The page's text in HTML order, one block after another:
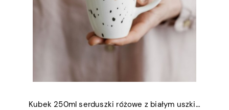
Kubek 250ml serduszki różowe z białym uszkiem